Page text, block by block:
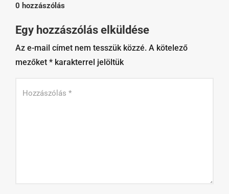
0 hozzászólás
Egy hozzászólás elküldése
Az e-mail címet nem tesszük közzé. A kötelező
mezőket * karakterrel jelöltük